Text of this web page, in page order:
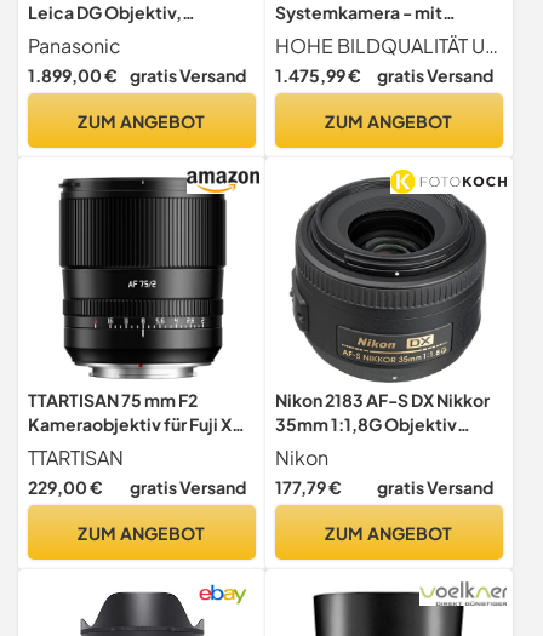
Leica DG Objektiv,
Zoomobjektiv 25-50mm
(KB:50-100mm), F1.7,
Staubschutz,
Kälteschutz Schwarz
Panasonic
1.899,00 € gratis Versand
ZUM ANGEBOT
Systemkamera - mit
Objektiv RF 24-105mm F4-
7.1 IS STM (spiegellos, 30,3
MP, 8,01 cm (3,2 Zoll) Clear
DIGIC 8, WLAN, Bluetooth),
HOHE BILDQUALITÄT UND PROFESSIONELLE VIDEOAUFNAHMEN - 30,3 Megapixel System-Kamera, reaktionsschnelle Leistung und Ergonomie. Mehr Details für Fotos und Videos in 4 K
1.475,99 € gratis Versand
ZUM ANGEBOT
TTARTISAN 75 mm F2
Kameraobjektiv für Fuji X
Mount Autofokus,
Vollformat-Porträtobjektiv
TTARTISAN
229,00 € gratis Versand
ZUM ANGEBOT
Nikon 2183 AF-S DX Nikkor
35mm 1:1,8G Objektiv
(52mm Filtergewinde)
Nikon
177,79 € gratis Versand
ZUM ANGEBOT